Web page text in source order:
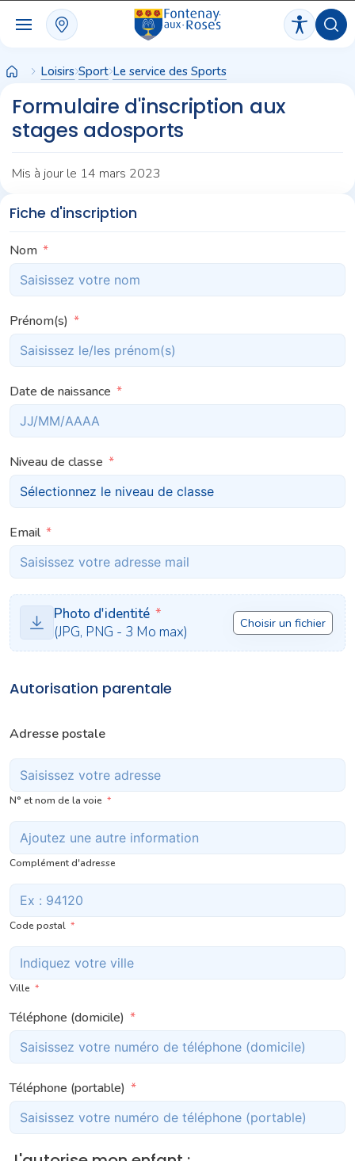
Loisirs Sport Le service des Sports
Formulaire d'inscription aux
stages adosports
Mis à jour le 14 mars 2023
Fiche d'inscription
Nom
Prénom(s)
Date de naissance
Niveau de classe
Email
Photo d'identité
(JPG, PNG - 3 Mo max)
Choisir un fichier
Autorisation parentale
Adresse postale
N° et nom de la voie
Complément d'adresse
Code postal
Ville
Téléphone (domicile)
Téléphone (portable)
Panneau de gestion des cookies